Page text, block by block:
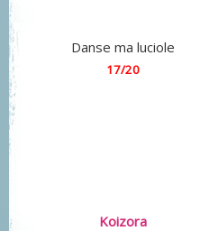
Danse ma luciole
17/20
Koizora